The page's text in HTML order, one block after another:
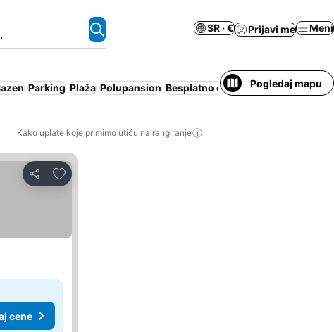
SR · € Prijavi me Meni
Parking Plaža Polupansion Besplatno otkazivanjePogledaj mapu
Kako uplate koje primimo utiču na rangiranje
Deli
Dodati u favorite
cene